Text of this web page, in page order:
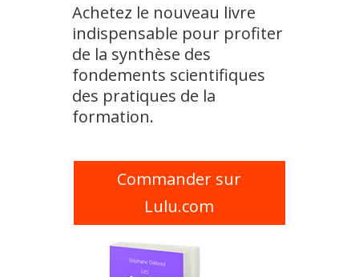
Achetez le nouveau livre
indispensable pour profiter
de la synthèse des
fondements scientifiques
des pratiques de la
formation.
Commander sur
Lulu.com